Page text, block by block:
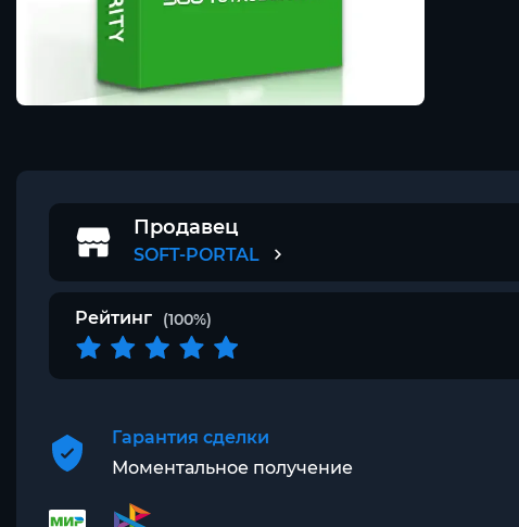
Продавец
SOFT-PORTAL
Рейтинг (100%)
Гарантия сделки
Моментальное получение